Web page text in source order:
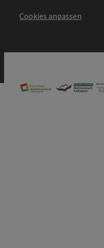
Cookies anpassen